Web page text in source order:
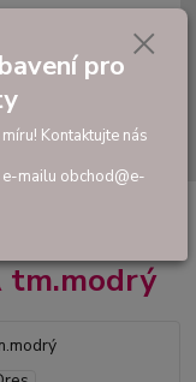
Hledat
0,00 Kč
sady a dresy
tm.modrý
pro
Kontaktujte nás
mailu obchod@e-